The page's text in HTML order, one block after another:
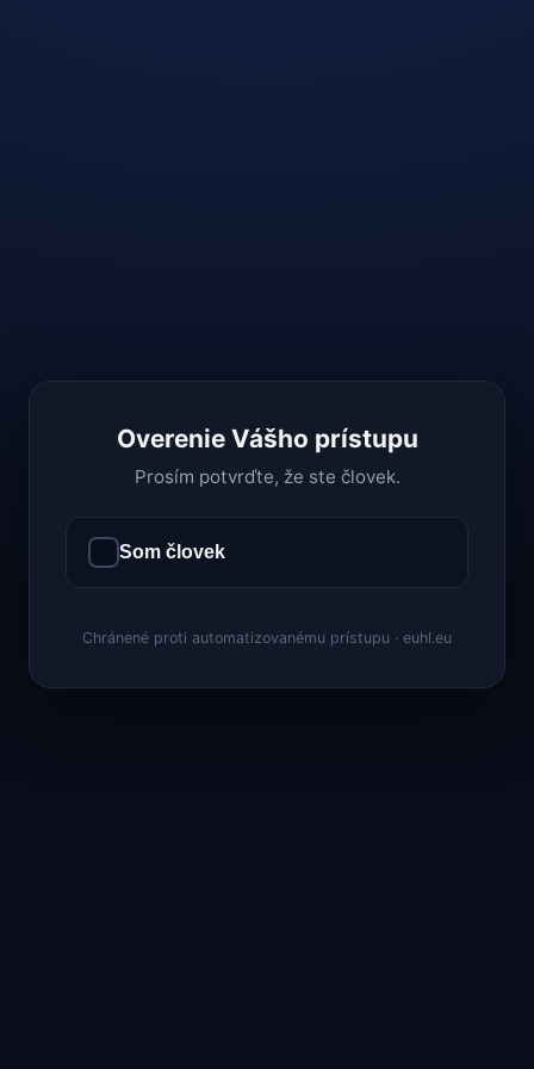
Overenie Vášho prístupu
Prosím potvrďte, že ste človek.
Som človek
Chránené proti automatizovanému prístupu · euhl.eu